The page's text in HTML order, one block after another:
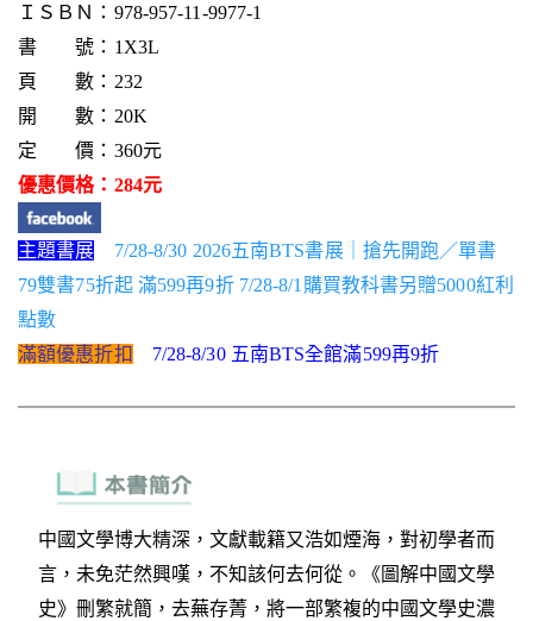
ＩＳＢＮ：978-957-11-9977-1
書 號：1X3L
頁 數：232
開 數：20K
定 價：360元
優惠價格：284元
主題書展
7/28-8/30 2026五南BTS書展｜搶先開跑／單書
79雙書75折起 滿599再9折 7/28-8/1購買教科書另贈5000紅利
點數
滿額優惠折扣
7/28-8/30 五南BTS全館滿599再9折